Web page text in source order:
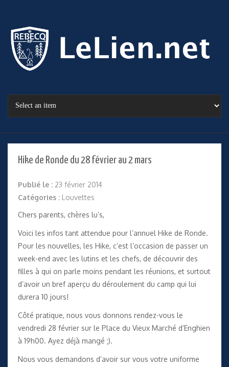
Hike de Ronde du 28 février au 2 mars
Publié le : 23 février 2014
Catégories : Louvettes
Chers parents, chères lu’s,
Voici les infos tant attendue pour l’annuel Hike de Ronde.
Pour les nouvelles, les Hike, c’est l’occasion de passer un
week-end avec les lutins et les chefs, de découvrir des
filles à qui on parle moins pendant les réunions, et surtout
d’avoir un bref aperçu du déroulement du camp qui lui
durera 10 jours!
Côté pratique, nous vous donnons rendez-vous le
vendredi 28 février sur le Place du Vieux Marché d’Enghien
à 19h00. Ayez déjà mangé ;).
Nous vous demandons d’avoir sur vous votre uniforme